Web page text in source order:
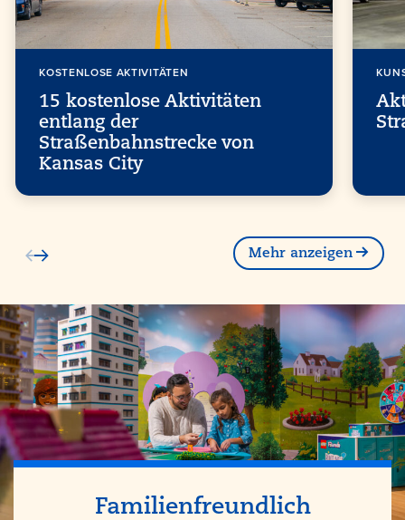
KOSTENLOSE AKTIVITÄTEN
15 kostenlose Aktivitäten
entlang der
Straßenbahnstrecke von
Kansas City
Mehr anzeigen
Familienfreundlich